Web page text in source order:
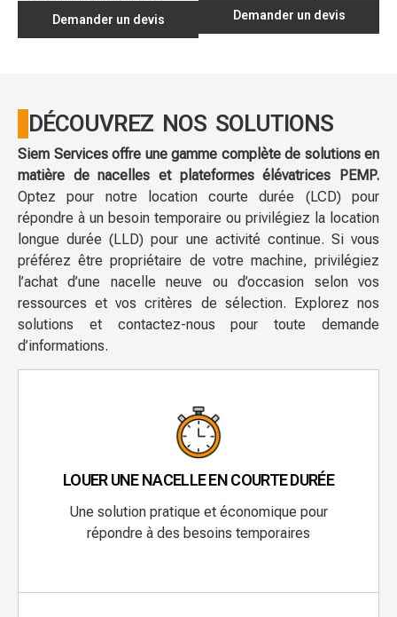
Demander un devis Demander un devis
DÉCOUVREZ NOS SOLUTIONS
Siem Services offre une gamme complète de solutions en
matière de nacelles et plateformes élévatrices PEMP.
Optez pour notre location courte durée (LCD) pour
répondre à un besoin temporaire ou privilégiez la location
longue durée (LLD) pour une activité continue. Si vous
préférez être propriétaire de votre machine, privilégiez
l’achat d’une nacelle neuve ou d’occasion selon vos
ressources et vos critères de sélection. Explorez nos
solutions et contactez-nous pour toute demande
d’informations.
LOUER UNE NACELLE EN COURTE DURÉE
Une solution pratique et économique pour
répondre à des besoins temporaires